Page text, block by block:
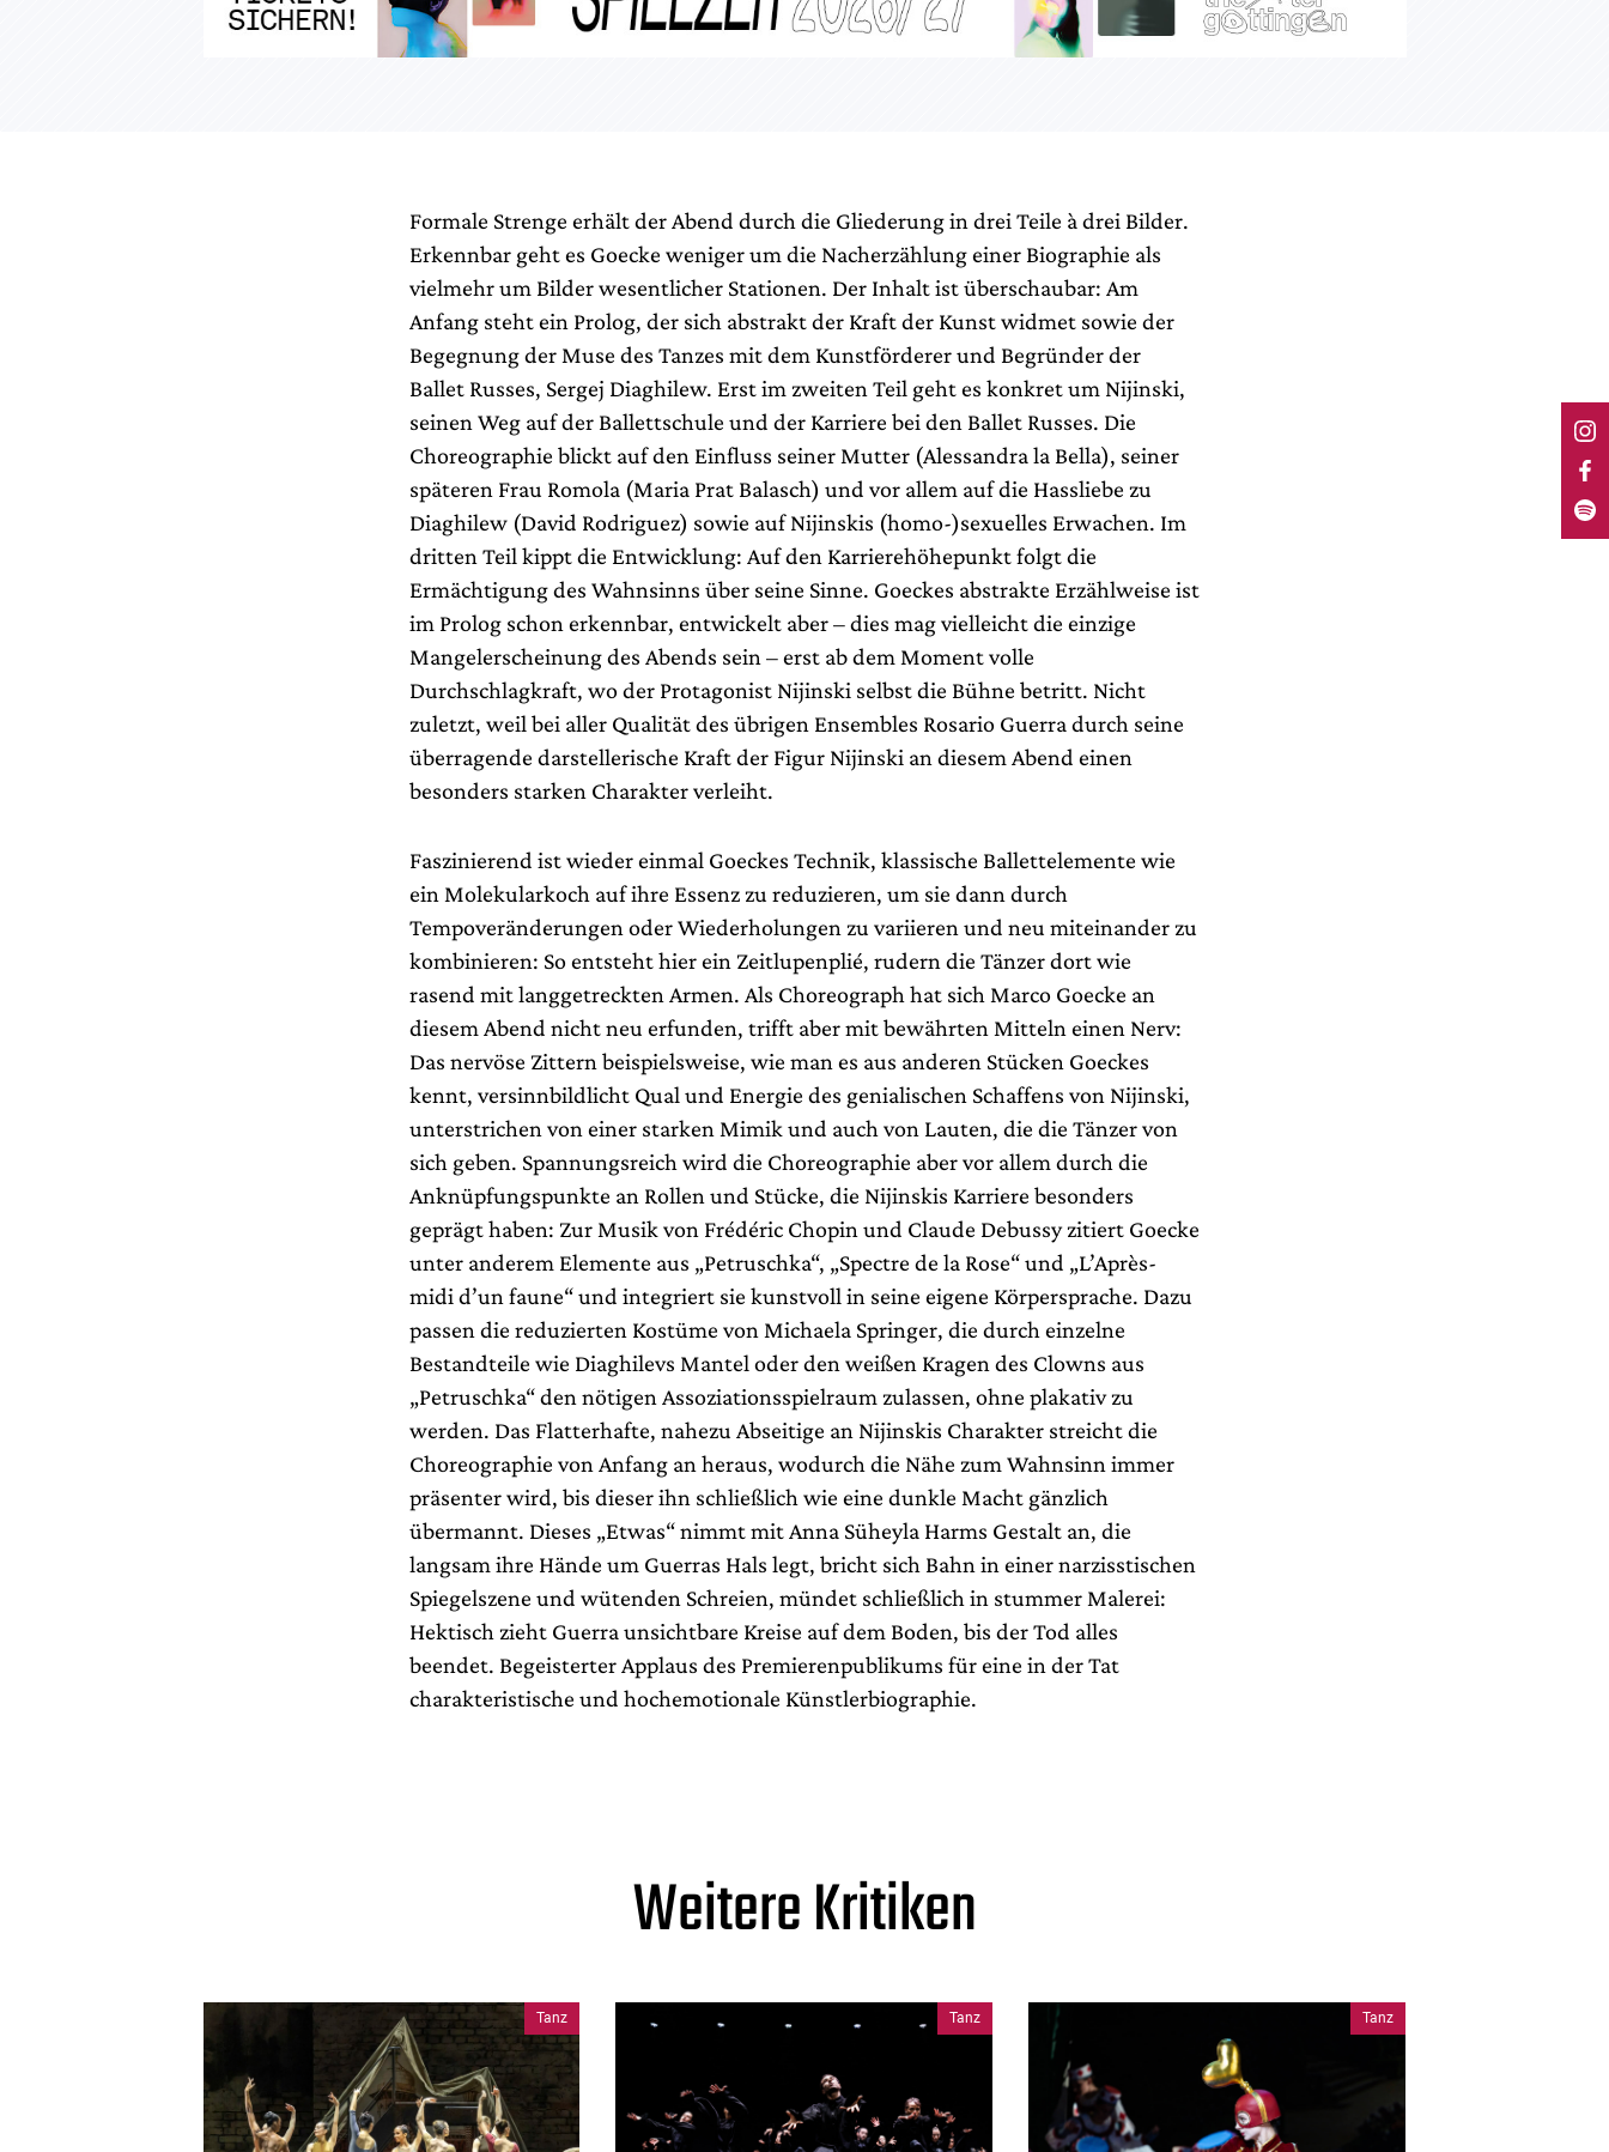
Formale Strenge erhält der Abend durch die Gliederung in drei Teile à drei Bilder.
Erkennbar geht es Goecke weniger um die Nacherzählung einer Biographie als
vielmehr um Bilder wesentlicher Stationen. Der Inhalt ist überschaubar: Am
Anfang steht ein Prolog, der sich abstrakt der Kraft der Kunst widmet sowie der
Begegnung der Muse des Tanzes mit dem Kunstförderer und Begründer der
Ballet Russes, Sergej Diaghilew. Erst im zweiten Teil geht es konkret um Nijinski,
seinen Weg auf der Ballettschule und der Karriere bei den Ballet Russes. Die
Choreographie blickt auf den Einfluss seiner Mutter (Alessandra la Bella), seiner
späteren Frau Romola (Maria Prat Balasch) und vor allem auf die Hassliebe zu
Diaghilew (David Rodriguez) sowie auf Nijinskis (homo-)sexuelles Erwachen. Im
dritten Teil kippt die Entwicklung: Auf den Karrierehöhepunkt folgt die
Ermächtigung des Wahnsinns über seine Sinne. Goeckes abstrakte Erzählweise ist
im Prolog schon erkennbar, entwickelt aber – dies mag vielleicht die einzige
Mangelerscheinung des Abends sein – erst ab dem Moment volle
Durchschlagkraft, wo der Protagonist Nijinski selbst die Bühne betritt. Nicht
zuletzt, weil bei aller Qualität des übrigen Ensembles Rosario Guerra durch seine
überragende darstellerische Kraft der Figur Nijinski an diesem Abend einen
besonders starken Charakter verleiht.
Faszinierend ist wieder einmal Goeckes Technik, klassische Ballettelemente wie
ein Molekularkoch auf ihre Essenz zu reduzieren, um sie dann durch
Tempoveränderungen oder Wiederholungen zu variieren und neu miteinander zu
kombinieren: So entsteht hier ein Zeitlupenplié, rudern die Tänzer dort wie
rasend mit langgetreckten Armen. Als Choreograph hat sich Marco Goecke an
diesem Abend nicht neu erfunden, trifft aber mit bewährten Mitteln einen Nerv:
Das nervöse Zittern beispielsweise, wie man es aus anderen Stücken Goeckes
kennt, versinnbildlicht Qual und Energie des genialischen Schaffens von Nijinski,
unterstrichen von einer starken Mimik und auch von Lauten, die die Tänzer von
sich geben. Spannungsreich wird die Choreographie aber vor allem durch die
Anknüpfungspunkte an Rollen und Stücke, die Nijinskis Karriere besonders
geprägt haben: Zur Musik von Frédéric Chopin und Claude Debussy zitiert Goecke
unter anderem Elemente aus „Petruschka“, „Spectre de la Rose“ und „L’Après-
midi d’un faune“ und integriert sie kunstvoll in seine eigene Körpersprache. Dazu
passen die reduzierten Kostüme von Michaela Springer, die durch einzelne
Bestandteile wie Diaghilevs Mantel oder den weißen Kragen des Clowns aus
„Petruschka“ den nötigen Assoziationsspielraum zulassen, ohne plakativ zu
werden. Das Flatterhafte, nahezu Abseitige an Nijinskis Charakter streicht die
Choreographie von Anfang an heraus, wodurch die Nähe zum Wahnsinn immer
präsenter wird, bis dieser ihn schließlich wie eine dunkle Macht gänzlich
übermannt. Dieses „Etwas“ nimmt mit Anna Süheyla Harms Gestalt an, die
langsam ihre Hände um Guerras Hals legt, bricht sich Bahn in einer narzisstischen
Spiegelszene und wütenden Schreien, mündet schließlich in stummer Malerei:
Hektisch zieht Guerra unsichtbare Kreise auf dem Boden, bis der Tod alles
beendet. Begeisterter Applaus des Premierenpublikums für eine in der Tat
charakteristische und hochemotionale Künstlerbiographie.
Weitere Kritiken
Tanz Tanz Tanz